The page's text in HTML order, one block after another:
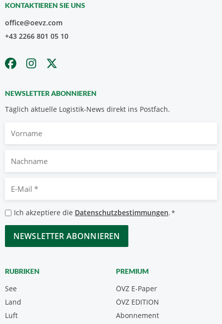
KONTAKTIEREN SIE UNS
office@oevz.com
+43 2266 801 05 10
NEWSLETTER ABONNIEREN
Täglich aktuelle Logistik-News direkt ins Postfach.
Nachname
Mail
*
Datenschutzbestimmungen
*
Ich akzeptiere die Datenschutzbestimmungen.*
CAPTCHA
RUBRIKEN
See
Land
Luft
PREMIUM
ÖVZ E-Paper
Abonnement
ÖVZ EDITION